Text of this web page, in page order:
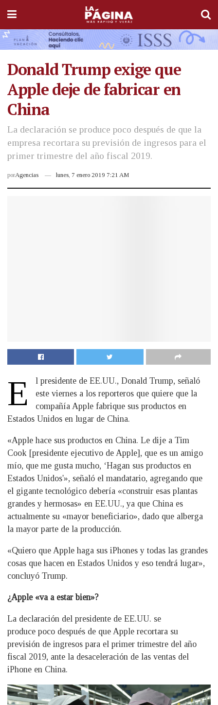
Donald Trump exige que
Apple deje de fabricar en
China
La declaración se produce poco después de que la
empresa recortara su previsión de ingresos para el
primer trimestre del año fiscal 2019.
porAgencias lunes, 7 enero 2019 7:21 AM
E
l presidente de EE.UU., Donald Trump, señaló
este viernes a los reporteros que quiere que la
compañía Apple fabrique sus productos en
Estados Unidos en lugar de China.
«Apple hace sus productos en China. Le dije a Tim
Cook [presidente ejecutivo de Apple], que es un amigo
mío, que me gusta mucho, ‘Hagan sus productos en
Estados Unidos'», señaló el mandatario, agregando que
el gigante tecnológico debería «construir esas plantas
grandes y hermosas» en EE.UU., ya que China es
actualmente su «mayor beneficiario», dado que alberga
la mayor parte de la producción.
«Quiero que Apple haga sus iPhones y todas las grandes
cosas que hacen en Estados Unidos y eso tendrá lugar»,
concluyó Trump.
¿Apple «va a estar bien»?
La declaración del presidente de EE.UU. se
produce poco después de que Apple recortara su
previsión de ingresos para el primer trimestre del año
fiscal 2019, ante la desaceleración de las ventas del
iPhone en China.